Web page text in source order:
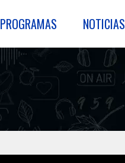
PROGRAMAS NOTICIAS